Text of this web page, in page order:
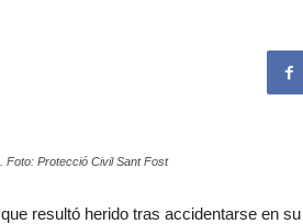
Foto: Protecció Civil Sant Fost
resultó herido tras accidentarse en